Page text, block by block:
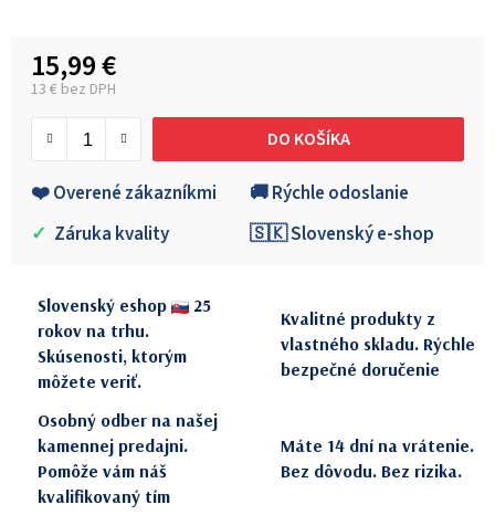
15,99 €
13 € bez DPH
DO KOŠÍKA
❤️ Overené zákazníkmi
🚚 Rýchle odoslanie
✓ Záruka kvality 🇸🇰 Slovenský e-shop
Slovenský eshop
25
rokov na trhu.
Skúsenosti, ktorým
môžete veriť.
Kvalitné produkty z
vlastného skladu. Rýchle
bezpečné doručenie
Osobný odber na našej
kamennej predajni.
Pomôže vám náš
kvalifikovaný tím
Máte 14 dní na vrátenie.
Bez dôvodu. Bez rizika.